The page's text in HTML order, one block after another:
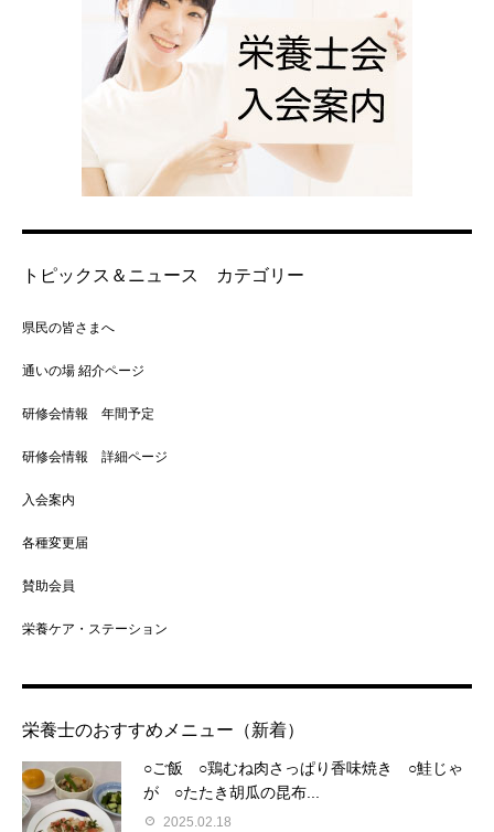
トピックス＆ニュース カテゴリー
県民の皆さまへ
通いの場 紹介ページ
研修会情報 年間予定
研修会情報 詳細ページ
入会案内
各種変更届
賛助会員
栄養ケア・ステーション
栄養士のおすすめメニュー（新着）
○ご飯 ○鶏むね肉さっぱり香味焼き ○鮭じゃ
が ○たたき胡瓜の昆布...
2025.02.18